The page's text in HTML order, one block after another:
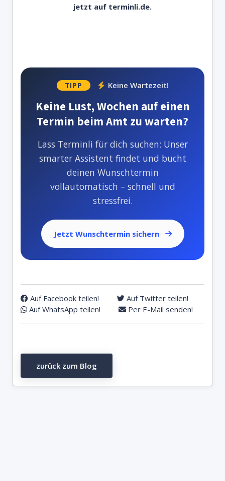
jetzt auf terminli.de.
TIPP Keine Wartezeit!
Keine Lust, Wochen auf einen
Termin beim Amt zu warten?
Lass Terminli für dich suchen: Unser
smarter Assistent findet und bucht
deinen Wunschtermin
vollautomatisch – schnell und
stressfrei.
Jetzt Wunschtermin sichern
Auf Facebook teilen!
Auf Twitter teilen!
Auf WhatsApp teilen!
Per E-Mail senden!
zurück zum Blog